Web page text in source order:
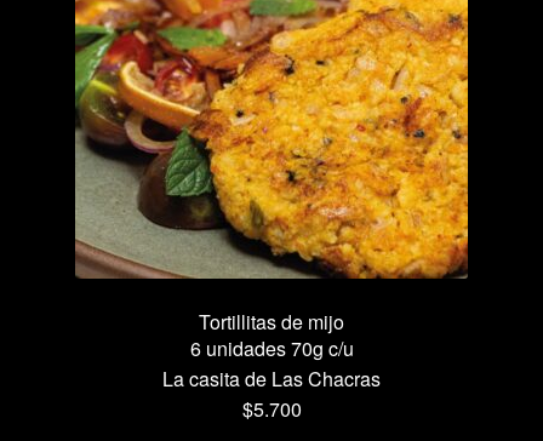
Tortillitas de mijo
6 unidades 70g c/u
La casita de Las Chacras
$5.700